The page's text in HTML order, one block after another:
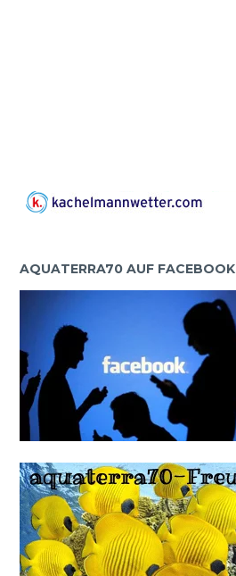
AQUATERRA70 AUF FACEBOOK